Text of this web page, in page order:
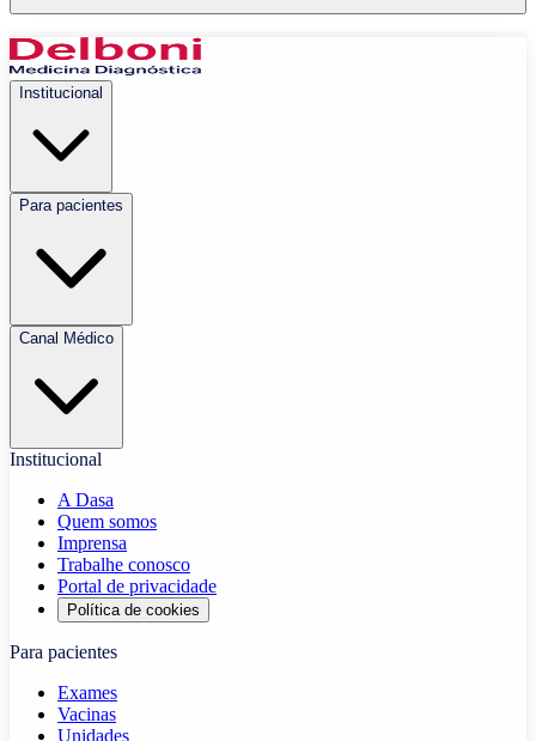
Institucional
Para pacientes
Canal Médico
Institucional
A Dasa
Quem somos
Imprensa
Trabalhe conosco
Portal de privacidade
Política de cookies
Para pacientes
Exames
Vacinas
Unidades